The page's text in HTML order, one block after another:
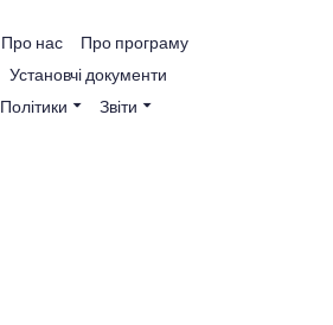
Про нас
Про програму
Установчі документи
Політики Звіти